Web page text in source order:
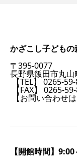
かざこし子どもの
〒395-0077
長野県飯田市丸山
【TEL】 0265-
【FAX】 0265-
【お問い合わせ
【開館時間】